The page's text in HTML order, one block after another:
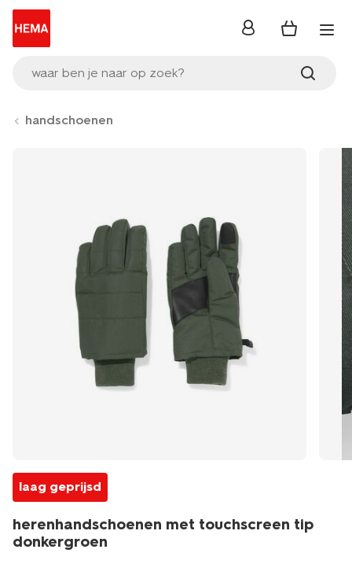
waar ben je naar op zoek?
inloggen
handschoenen
laag geprijsd
herenhandschoenen met touchscreen tip
donkergroen